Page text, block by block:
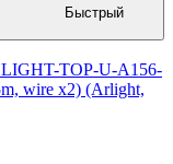
Быстрый
TOP-U-A156-
wire x2) (Arlight,